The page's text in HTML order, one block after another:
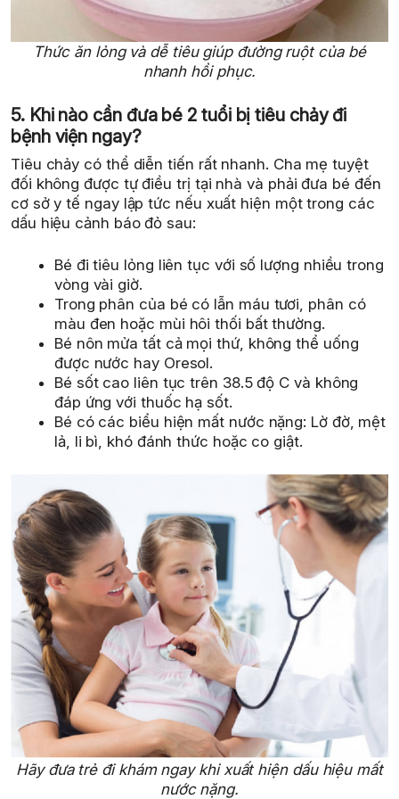
Thức ăn lỏng và dễ tiêu giúp đường ruột của bé
nhanh hồi phục.
5. Khi nào cần đưa bé 2 tuổi bị tiêu chảy đi
bệnh viện ngay?
Tiêu chảy có thể diễn tiến rất nhanh. Cha mẹ tuyệt
đối không được tự điều trị tại nhà và phải đưa bé đến
cơ sở y tế ngay lập tức nếu xuất hiện một trong các
dấu hiệu cảnh báo đỏ sau:
Bé đi tiêu lỏng liên tục với số lượng nhiều trong
vòng vài giờ.
Trong phân của bé có lẫn máu tươi, phân có
màu đen hoặc mùi hôi thối bất thường.
Bé nôn mửa tất cả mọi thứ, không thể uống
được nước hay Oresol.
Bé sốt cao liên tục trên 38.5 độ C và không
đáp ứng với thuốc hạ sốt.
Bé có các biểu hiện mất nước nặng: Lờ đờ, mệt
lả, li bì, khó đánh thức hoặc co giật.
Hãy đưa trẻ đi khám ngay khi xuất hiện dấu hiệu mất
nước nặng.